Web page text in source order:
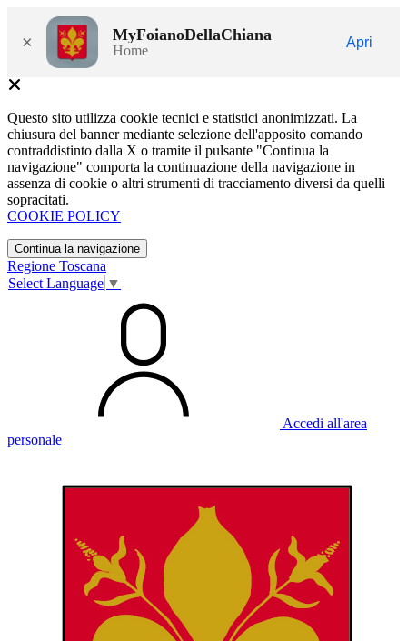
× MyFoianoDellaChiana
Home
Apri
Questo sito utilizza cookie tecnici e statistici anonimizzati. La
chiusura del banner mediante selezione dell'apposito comando
contraddistinto dalla X o tramite il pulsante "Continua la
navigazione" comporta la continuazione della navigazione in
assenza di cookie o altri strumenti di tracciamento diversi da quelli
sopracitati.
COOKIE POLICY
Continua la navigazione
Regione Toscana
Select Language ▼
Accedi all'area
personale